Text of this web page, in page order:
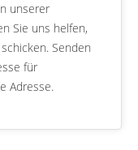
unserer
Sie uns helfen,
Senden
für
Adresse.